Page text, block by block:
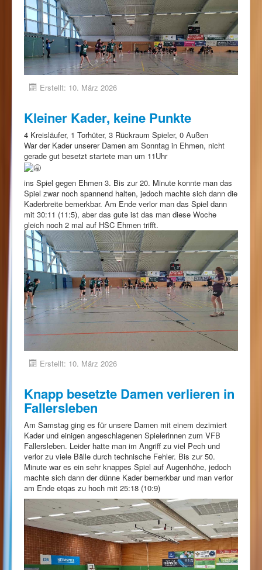
Erstellt: 10. März 2026
Kleiner Kader, keine Punkte
4 Kreisläufer, 1 Torhüter, 3 Rückraum Spieler, 0 Außen
War der Kader unserer Damen am Sonntag in Ehmen, nicht
gerade gut besetzt startete man um 11Uhr
ins Spiel gegen Ehmen 3. Bis zur 20. Minute konnte man das
Spiel zwar noch spannend halten, jedoch machte sich dann die
Kaderbreite bemerkbar. Am Ende verlor man das Spiel dann
mit 30:11 (11:5), aber das gute ist das man diese Woche
gleich noch 2 mal auf HSC Ehmen trifft.
Erstellt: 10. März 2026
Knapp besetzte Damen verlieren in
Fallersleben
Am Samstag ging es für unsere Damen mit einem dezimiert
Kader und einigen angeschlagenen Spielerinnen zum VFB
Fallersleben. Leider hatte man im Angriff zu viel Pech und
verlor zu viele Bälle durch technische Fehler. Bis zur 50.
Minute war es ein sehr knappes Spiel auf Augenhöhe, jedoch
machte sich dann der dünne Kader bemerkbar und man verlor
am Ende etqas zu hoch mit 25:18 (10:9)